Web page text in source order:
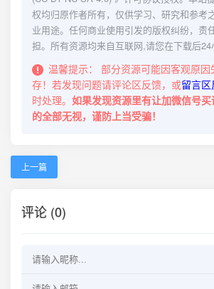
权均归原作者所有，仅供学习、研究和参考
业用途。任何商业使用引发的版权纠纷，责
担。所有资源均来自互联网,请您在下载后24
温馨提示：
部分资源可能因客观原
存！若发现问题请评论区反馈，或留言
时处理。 如果发现资源里有让加微信号
的全部无视，谨防上当受骗！
上一篇
评论 (0)